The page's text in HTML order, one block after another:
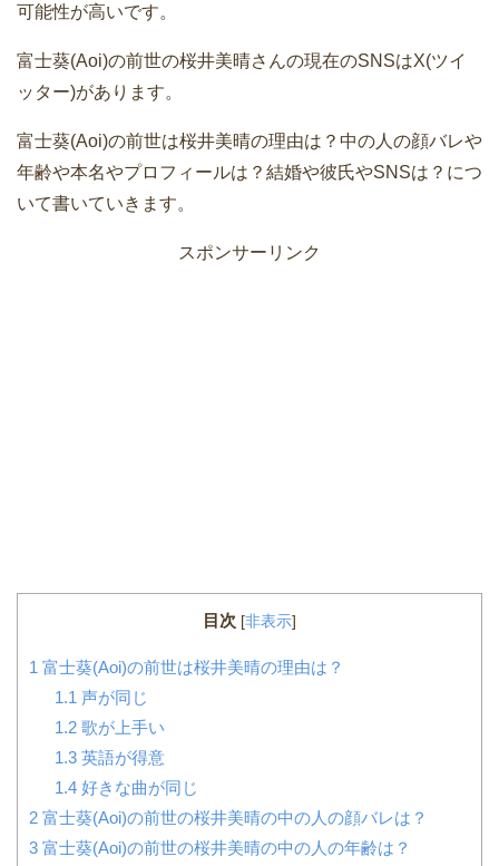
可能性が高いです。
富士葵(Aoi)の前世の桜井美晴さんの現在のSNSはX(ツイ
ッター)があります。
富士葵(Aoi)の前世は桜井美晴の理由は？中の人の顔バレや
年齢や本名やプロフィールは？結婚や彼氏やSNSは？につ
いて書いていきます。
スポンサーリンク
目次 [非表示]
1 富士葵(Aoi)の前世は桜井美晴の理由は？
1.1 声が同じ
1.2歌が上手い
1.3英語が得意
1.4好きな曲が同じ
2 富士葵(Aoi)の前世の桜井美晴の中の人の顔バレは？
3 富士葵(Aoi)の前世の桜井美晴の中の人の年齢は？